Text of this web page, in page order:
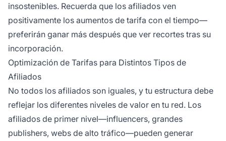
insostenibles. Recuerda que los afiliados ven
positivamente los aumentos de tarifa con el tiempo—
preferirán ganar más después que ver recortes tras su
incorporación.
Optimización de Tarifas para Distintos Tipos de
Afiliados
No todos los afiliados son iguales, y tu estructura debe
reflejar los diferentes niveles de valor en tu red. Los
afiliados de primer nivel—influencers, grandes
publishers, webs de alto tráfico—pueden generar